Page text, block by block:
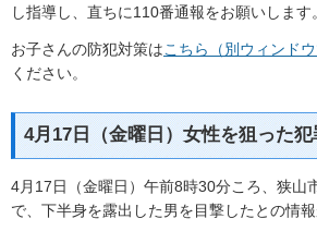
し指導し、直ちに110番通報をお願いします。
お子さんの防犯対策はこちら（別ウィンドウ
ください。
4月17日（金曜日）女性を狙った犯
4月17日（金曜日）午前8時30分ころ、狭山
で、下半身を露出した男を目撃したとの情報